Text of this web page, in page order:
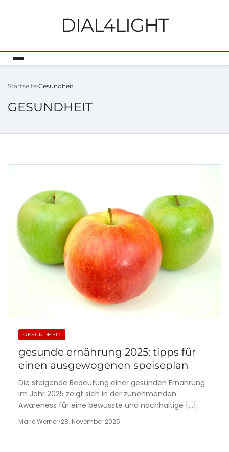
DIAL4LIGHT
Startseite Gesundheit
GESUNDHEIT
GESUNDHEIT
gesunde ernährung 2025: tipps für
einen ausgewogenen speiseplan
Die steigende Bedeutung einer gesunden Ernährung
im Jahr 2025 zeigt sich in der zunehmenden
Awareness für eine bewusste und nachhaltige […]
Marie Werner•28. November 2025